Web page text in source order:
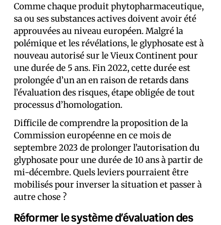
Comme chaque produit phytopharmaceutique,
sa ou ses substances actives doivent avoir été
approuvées au niveau européen. Malgré la
polémique et les révélations, le glyphosate est à
nouveau autorisé sur le Vieux Continent pour
une durée de 5 ans. Fin 2022, cette durée est
prolongée d’un an en raison de retards dans
l’évaluation des risques, étape obligée de tout
processus d’homologation.
Difficile de comprendre la proposition de la
Commission européenne en ce mois de
septembre 2023 de prolonger l’autorisation du
glyphosate pour une durée de 10 ans à partir de
mi-décembre. Quels leviers pourraient être
mobilisés pour inverser la situation et passer à
autre chose ?
Réformer le système d’évaluation des